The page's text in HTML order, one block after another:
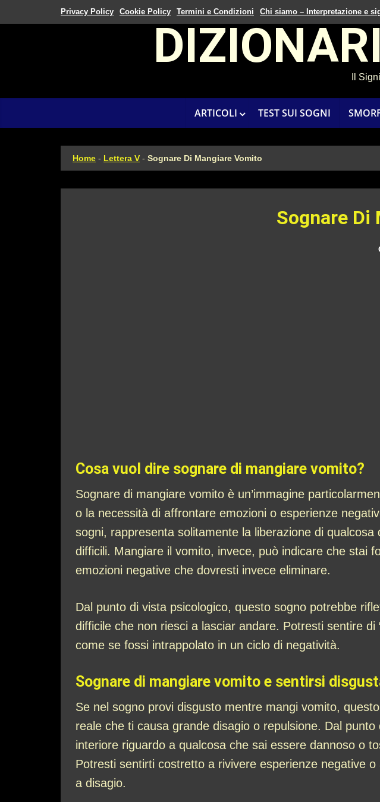
Privacy Policy Cookie Policy Termini e Condizioni Chi siamo – Interpretazione e
Il
ARTICOLI TEST SUI SOGNI
Home - Lettera V - Sognare Di Mangiare Vomito
Sognare Di
Cosa vuol dire sognare di mangiare vomito?
Sognare di mangiare vomito è un’immagine
o la necessità di affrontare emozioni o esperienze
sogni, rappresenta solitamente la liberazione di
difficili. Mangiare il vomito, invece, può indicare che stai
emozioni negative che dovresti invece eliminare.
Dal punto di vista psicologico, questo sogno potrebbe
difficile che non riesci a lasciar andare. Potresti sentire
come se fossi intrappolato in un ciclo di negatività.
Sognare di mangiare vomito e sentirsi
Se nel sogno provi disgusto mentre mangi vomito,
reale che ti causa grande disagio o repulsione. Dal
interiore riguardo a qualcosa che sai essere dannoso o
Potresti sentirti costretto a rivivere esperienze negative
a disagio.